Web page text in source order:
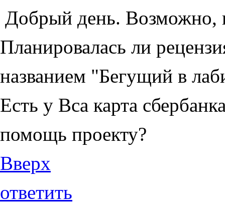
Добрый день. Возможно,
Планировалась ли
названием "Бегущий в
Есть у Вса карта
помощь проекту?
Вверх
ответить